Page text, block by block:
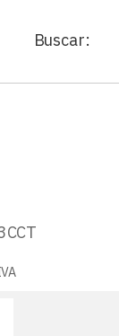
Buscar: